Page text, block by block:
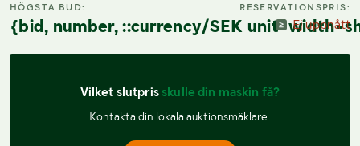
HÖGSTA BUD:
{bid, number, ::currency/SEK unit-width-
RESERVATIONSPRIS:
Ej uppnått
Vilket slutpris skulle din maskin få?
Kontakta din lokala auktionsmäklare.